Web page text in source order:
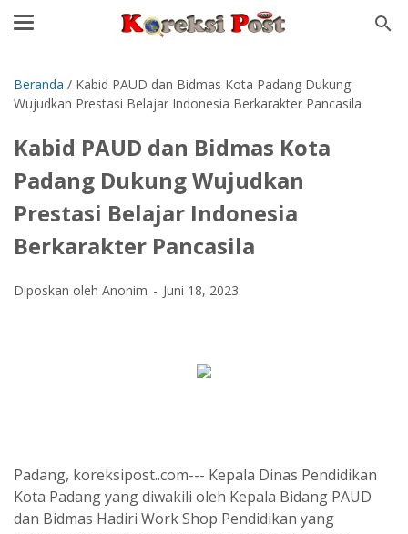
Beranda / Kabid PAUD dan Bidmas Kota Padang Dukung
Wujudkan Prestasi Belajar Indonesia Berkarakter Pancasila
Kabid PAUD dan Bidmas Kota
Padang Dukung Wujudkan
Prestasi Belajar Indonesia
Berkarakter Pancasila
Diposkan oleh Anonim Juni 18, 2023
Padang, koreksipost..com--- Kepala Dinas Pendidikan
Kota Padang yang diwakili oleh Kepala Bidang PAUD
dan Bidmas Hadiri Work Shop Pendidikan yang